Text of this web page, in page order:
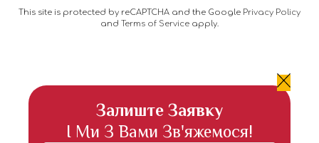
This site is protected by reCAPTCHA and the Google Privacy Policy
and
Terms of Service apply.
Залиште Заявку
І Ми З Вами Зв'яжемося!